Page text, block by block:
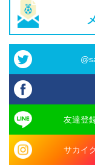
友達登
サカイ